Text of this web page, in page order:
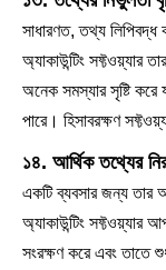
সাধারণত, তথ্য লিপিবদ্ধ
অ্যাকাউন্টিং সফ্টওয়্যার
অনেক সমস্যার সৃষ্টি করে
পারে। হিসাবরক্ষণ
১৪. আর্থিক তথ্যের
একটি ব্যবসার জন্য তার
অ্যাকাউন্টিং সফ্টওয়্যার
সংরক্ষণ করে এবং তাতে